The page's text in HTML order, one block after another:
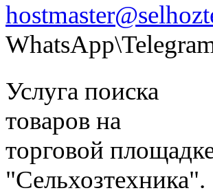
Услуга поиска
товаров на
торговой
"Сельхозтехника".